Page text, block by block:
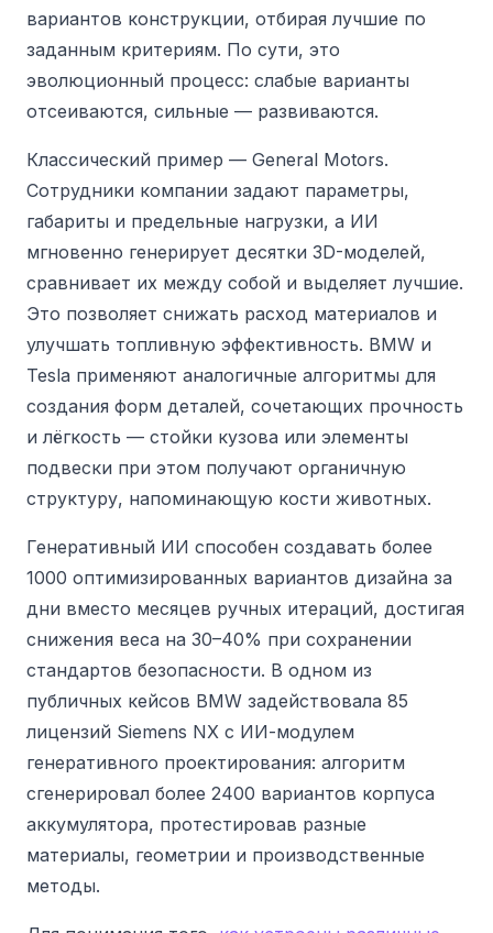
вариантов конструкции, отбирая лучшие по
заданным критериям. По сути, это
эволюционный процесс: слабые варианты
отсеиваются, сильные — развиваются.
Классический пример — General Motors.
Сотрудники компании задают параметры,
габариты и предельные нагрузки, а ИИ
мгновенно генерирует десятки 3D-моделей,
сравнивает их между собой и выделяет лучшие.
Это позволяет снижать расход материалов и
улучшать топливную эффективность. BMW и
Tesla применяют аналогичные алгоритмы для
создания форм деталей, сочетающих прочность
и лёгкость — стойки кузова или элементы
подвески при этом получают органичную
структуру, напоминающую кости животных.
Генеративный ИИ способен создавать более
1000 оптимизированных вариантов дизайна за
дни вместо месяцев ручных итераций, достигая
снижения веса на 30–40% при сохранении
стандартов безопасности. В одном из
публичных кейсов BMW задействовала 85
лицензий Siemens NX с ИИ-модулем
генеративного проектирования: алгоритм
сгенерировал более 2400 вариантов корпуса
аккумулятора, протестировав разные
материалы, геометрии и производственные
методы.